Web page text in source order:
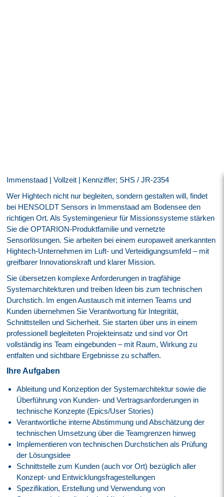
Immenstaad | Vollzeit | Kennziffer; SHS / JR-2354
Wer Hightech nicht nur begleiten, sondern gestalten will, findet
bei HENSOLDT Sensors in Immenstaad am Bodensee den
richtigen Ort. Als Systemingenieur für Missionssysteme stärken
Sie die OPTARION-Produktfamilie und vernetzte
Sensorlösungen. Sie arbeiten bei einem europaweit anerkannten
Hightech-Unternehmen im Luft- und Verteidigungsumfeld – mit
greifbarer Innovationskraft und klarer Mission.
Sie übersetzen komplexe Anforderungen in tragfähige
Systemarchitekturen und treiben Ideen bis zum technischen
Durchstich. Im engen Austausch mit internen Teams und
Kunden übernehmen Sie Verantwortung für Integrität,
Schnittstellen und Sicherheit. Sie starten über uns in einem
professionell begleiteten Projekteinsatz und sind vor Ort
vollständig ins Team eingebunden – mit Raum, Wirkung zu
entfalten und sichtbare Ergebnisse zu schaffen.
Ihre Aufgaben
Ableitung und Konzeption der Systemarchitektur sowie die
Überführung von Kunden- und Vertragsanforderungen in
technische Konzepte (Epics/User Stories)
Verantwortliche interne Abstimmung und Abschätzung der
technischen Umsetzung über die Teamgrenzen hinweg
Implementieren von technischen Durchstichen als Prüfung
der Lösungsidee
Schnittstelle zum Kunden (auch vor Ort) bezüglich aller
Konzept- und Entwicklungsfragestellungen
Spezifikation, Erstellung und Verwendung von